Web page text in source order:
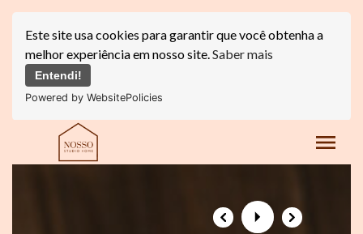
Este site usa cookies para garantir que você obtenha a
melhor experiência em nosso site.Saber mais
Entendi!
Powered by WebsitePolicies
menu